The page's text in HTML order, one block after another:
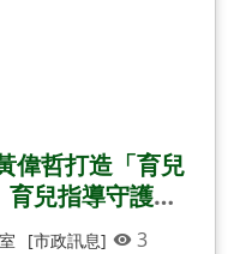
偉哲打造「育兒
兒指導守護市
[市政訊息] 3